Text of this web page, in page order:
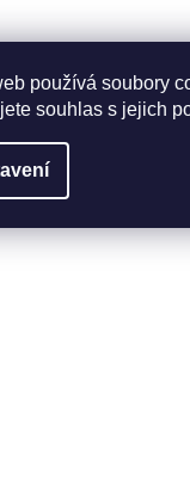
používá soubory
souhlas s jejich